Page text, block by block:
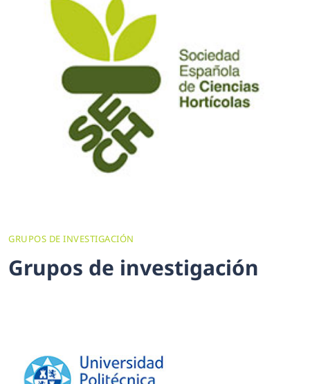
GRUPOS DE INVESTIGACIÓN
Grupos de investigación